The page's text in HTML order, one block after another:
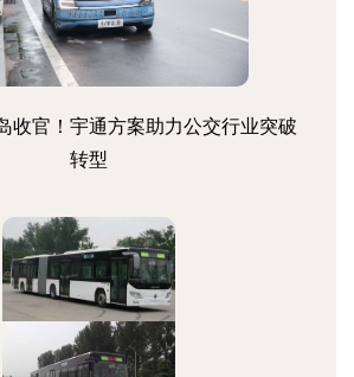
收官！宇通方案助力公交行业突破
转型